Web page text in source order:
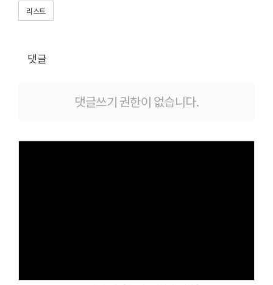
리스트
댓글
댓글쓰기 권한이 없습니다.